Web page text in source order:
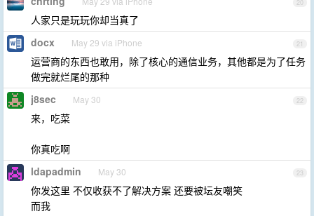
20
人家只是玩玩你却当真了
21
docx May 29 via iPhone
运营商的东西也敢用，除了核心的通信业务，其他都是为了任务
做完就烂尾的那种
22
j8sec May 30
来，吃菜
你真吃啊
23
ldapadmin May 30
你发这里 不仅收获不了解决方案 还要被坛友嘲笑
而我